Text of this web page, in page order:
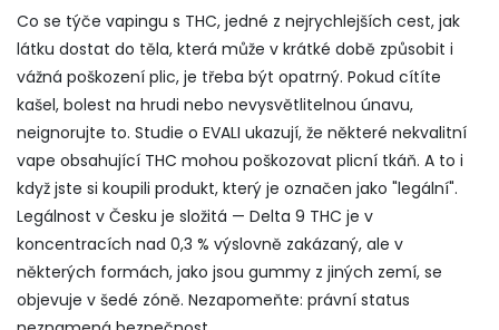
Co se týče vapingu s THC, jedné z nejrychlejších cest, jak
látku dostat do těla, která může v krátké době způsobit i
vážná poškození plic, je třeba být opatrný. Pokud cítíte
kašel, bolest na hrudi nebo nevysvětlitelnou únavu,
neignorujte to. Studie o EVALI ukazují, že některé nekvalitní
vape obsahující THC mohou poškozovat plicní tkáň. A to i
když jste si koupili produkt, který je označen jako "legální".
Legálnost v Česku je složitá — Delta 9 THC je v
koncentracích nad 0,3 % výslovně zakázaný, ale v
některých formách, jako jsou gummy z jiných zemí, se
objevuje v šedé zóně. Nezapomeňte: právní status